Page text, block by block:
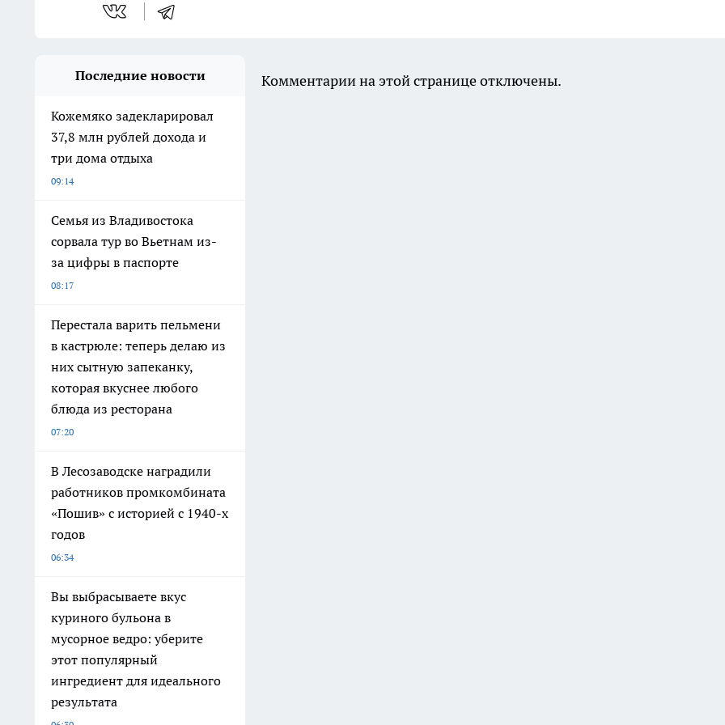
Последние новости
Кожемяко задекларировал
37,8 млн рублей дохода и
три дома отдыха
09:14
Семья из Владивостока
сорвала тур во Вьетнам из-
за цифры в паспорте
08:17
Перестала варить пельмени
в кастрюле: теперь делаю из
них сытную запеканку,
которая вкуснее любого
блюда из ресторана
07:20
В Лесозаводске наградили
работников промкомбината
«Пошив» с историей с 1940-х
годов
06:34
Вы выбрасываете вкус
куриного бульона в
мусорное ведро: уберите
этот популярный
ингредиент для идеального
результата
Комментарии на этой странице отключены.